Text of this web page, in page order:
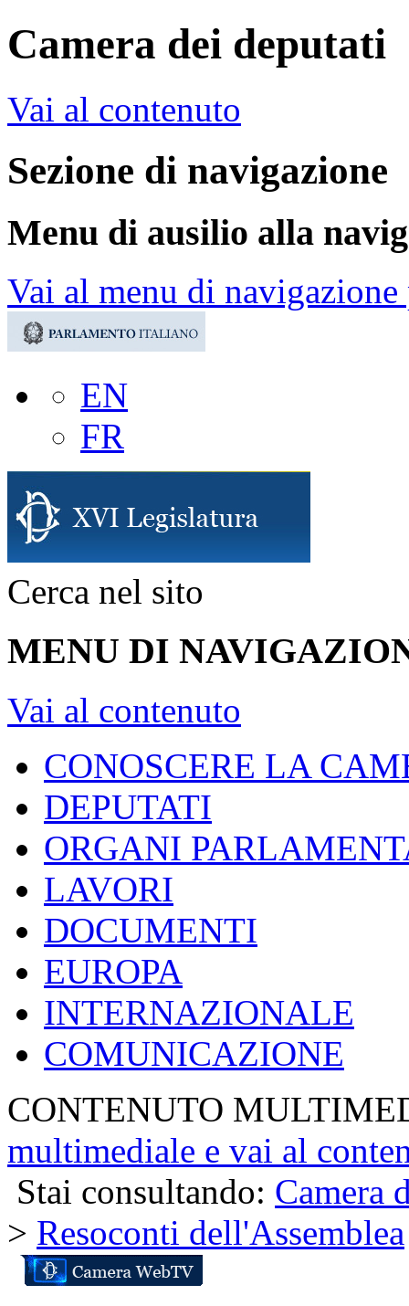
Camera dei deputati
Vai al contenuto
Sezione di navigazione
Menu di ausilio alla
Vai al menu di
EN
FR
Cerca nel sito
MENU DI
Vai al contenuto
CONOSCERE LA
DEPUTATI
ORGANI
LAVORI
DOCUMENTI
EUROPA
INTERNAZIONALE
COMUNICAZIONE
CONTENUTO
multimediale e vai al
Stai consultando: Camera
> Resoconti dell'Assemblea